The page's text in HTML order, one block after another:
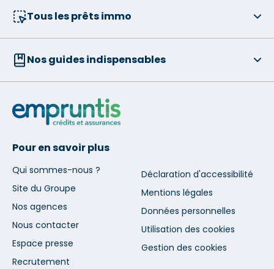
Tous les prêts immo
Nos guides indispensables
Pour en savoir plus
Qui sommes-nous ?
Site du Groupe
Nos agences
Nous contacter
Espace presse
Recrutement
Déclaration d'accessibilité
Mentions légales
Données personnelles
Utilisation des cookies
Gestion des cookies